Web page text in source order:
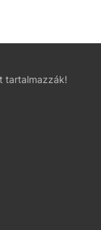
tartalmazzák!